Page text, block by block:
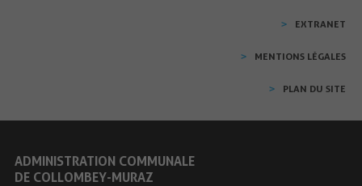
EXTRANET
MENTIONS LÉGALES
PLAN DU SITE
ADMINISTRATION COMMUNALE
DE COLLOMBEY-MURAZ